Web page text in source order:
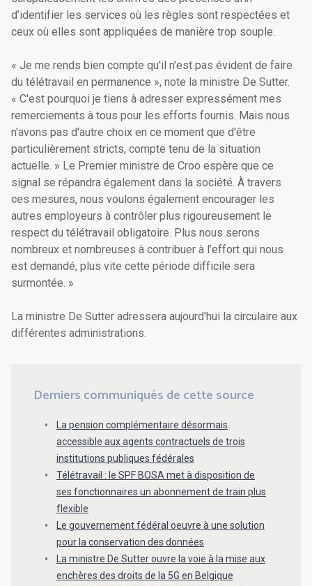
d’identifier les services où les règles sont respectées et
ceux où elles sont appliquées de manière trop souple.
« Je me rends bien compte qu'il n'est pas évident de faire
du télétravail en permanence », note la ministre De Sutter.
« C'est pourquoi je tiens à adresser expressément mes
remerciements à tous pour les efforts fournis. Mais nous
n'avons pas d'autre choix en ce moment que d'être
particulièrement stricts, compte tenu de la situation
actuelle. » Le Premier ministre de Croo espère que ce
signal se répandra également dans la société. À travers
ces mesures, nous voulons également encourager les
autres employeurs à contrôler plus rigoureusement le
respect du télétravail obligatoire. Plus nous serons
nombreux et nombreuses à contribuer à l’effort qui nous
est demandé, plus vite cette période difficile sera
surmontée. »
La ministre De Sutter adressera aujourd'hui la circulaire aux
différentes administrations.
Derniers communiqués de cette source
La pension complémentaire désormais
accessible aux agents contractuels de trois
institutions publiques fédérales
Télétravail : le SPF BOSA met à disposition de
ses fonctionnaires un abonnement de train plus
flexible
Le gouvernement fédéral oeuvre à une solution
pour la conservation des données
La ministre De Sutter ouvre la voie à la mise aux
enchères des droits de la 5G en Belgique